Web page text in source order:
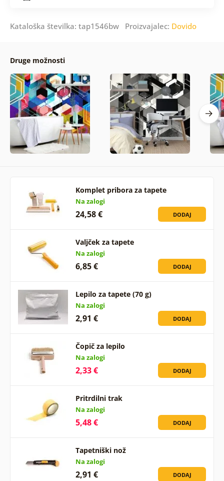
Kataloška številka: tap1546bw Proizvajalec: Dovido
Druge možnosti
Komplet pribora za tapete
Na zalogi
24,58 € DODAJ
Valjček za tapete
Na zalogi
6,85 € DODAJ
Lepilo za tapete (70 g)
Na zalogi
2,91 € DODAJ
Čopič za lepilo
Na zalogi
2,33 € DODAJ
Pritrdilni trak
Na zalogi
5,48 € DODAJ
Tapetniški nož
Na zalogi
2,91 € DODAJ